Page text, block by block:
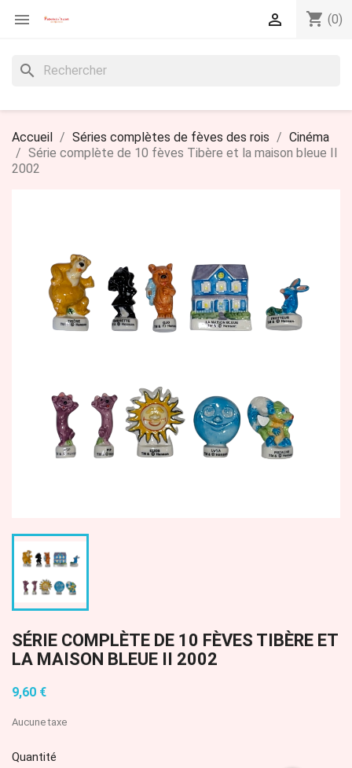
 shopping_cart (0)

search
Accueil Séries complètes de fèves des rois
Cinéma
Série complète de 10 fèves Tibère et la maison bleue II
2002
SÉRIE COMPLÈTE DE 10 FÈVES TIBÈRE ET
LA MAISON BLEUE II 2002
9,60 €
Aucune taxe
Quantité